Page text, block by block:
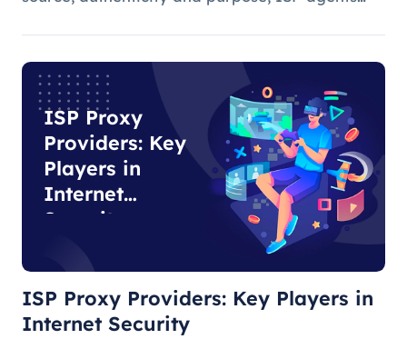
residential agents play an important role in
ISP Proxy
Providers: Key
Players in
Internet
Security
ISP Proxy Providers: Key Players in
Internet Security